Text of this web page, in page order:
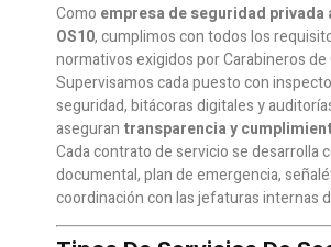
Como empresa de seguridad
OS10, cumplimos con todos los
normativos exigidos por Carabineros de
Supervisamos cada puesto con
seguridad, bitácoras digitales y
aseguran transparencia y
Cada contrato de servicio se desarrolla
documental, plan de emergencia,
coordinación con las jefaturas internas